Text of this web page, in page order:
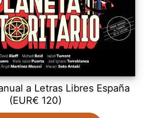
a Letras Libres España
(EUR€ 120)